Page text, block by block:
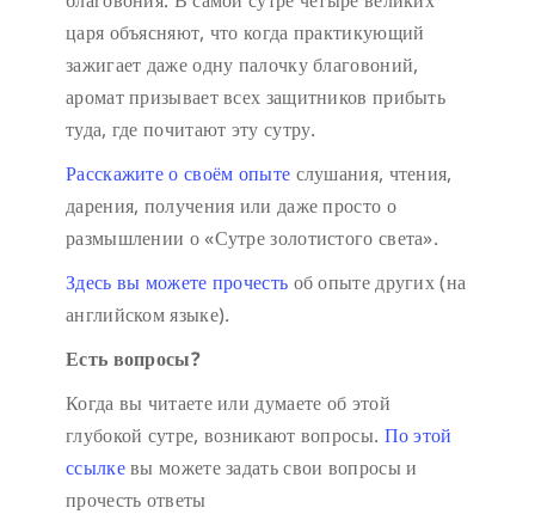
царя объясняют, что когда практикующий
зажигает даже одну палочку благовоний,
аромат призывает всех защитников прибыть
туда, где почитают эту сутру.
Расскажите о своём опыте слушания, чтения,
дарения, получения или даже просто о
размышлении о «Сутре золотистого света».
Здесь вы можете прочесть об опыте других (на
английском языке).
Есть вопросы?
Когда вы читаете или думаете об этой
глубокой сутре, возникают вопросы. По этой
ссылкевы можете задать свои вопросы и
прочесть ответы